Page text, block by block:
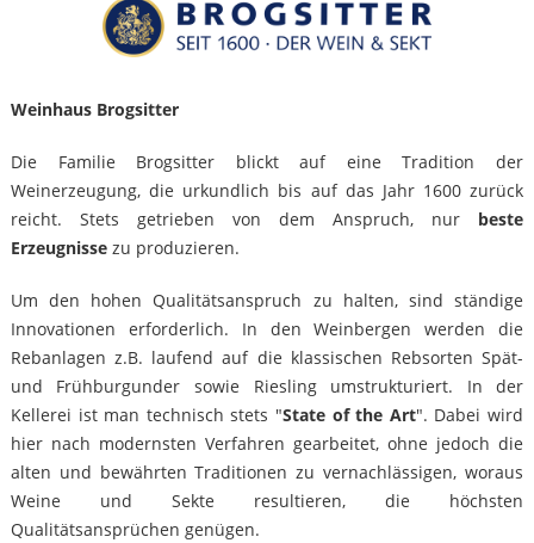
Weinhaus Brogsitter
Die Familie Brogsitter blickt auf eine Tradition der
Weinerzeugung, die urkundlich bis auf das Jahr 1600 zurück
reicht. Stets getrieben von dem Anspruch, nur beste
Erzeugnissezu produzieren.
Um den hohen Qualitätsanspruch zu halten, sind ständige
Innovationen erforderlich. In den Weinbergen werden die
Rebanlagen z.B. laufend auf die klassischen Rebsorten Spät-
und Frühburgunder sowie Riesling umstrukturiert. In der
Kellerei ist man technisch stets "State of the Art". Dabei wird
hier nach modernsten Verfahren gearbeitet, ohne jedoch die
alten und bewährten Traditionen zu vernachlässigen, woraus
Weine und Sekte resultieren, die höchsten
Qualitätsansprüchen genügen.